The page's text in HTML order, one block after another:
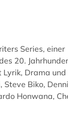
Series, einer
20.
Drama und
Biko,
Honwana,